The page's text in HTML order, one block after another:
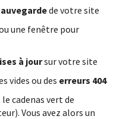
de votre site
une fenêtre pour
à joursur votre site
vides ou des erreurs 404
cadenas vert de
Vous avez alors un